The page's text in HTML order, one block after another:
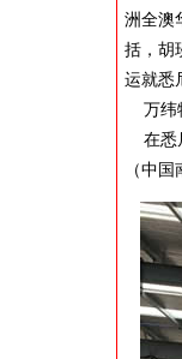
洲全澳
括，胡
运就悉
万纬
在悉
（中